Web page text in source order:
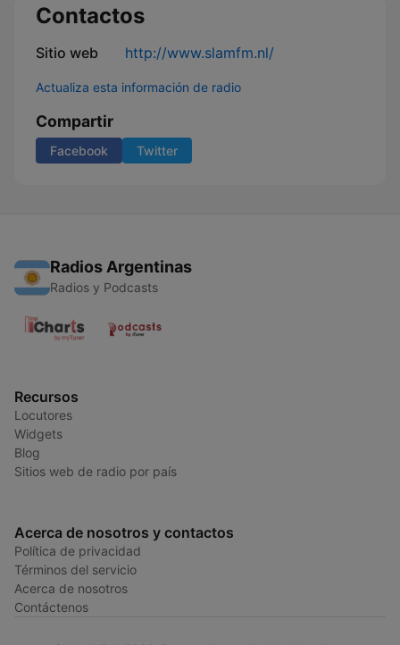
Contactos
Sitio web http://www.slamfm.nl/
Actualiza esta información de radio
Compartir
Facebook Twitter
Radios Argentinas
Radios y Podcasts
Recursos
Locutores
Widgets
Blog
Sitios web de radio por país
Acerca de nosotros y contactos
Política de privacidad
Términos del servicio
Acerca de nosotros
Contáctenos